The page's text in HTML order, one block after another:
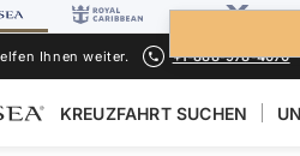
Ihnen weiter.
+1-888-978-4070
KREUZFAHRT SUCHEN